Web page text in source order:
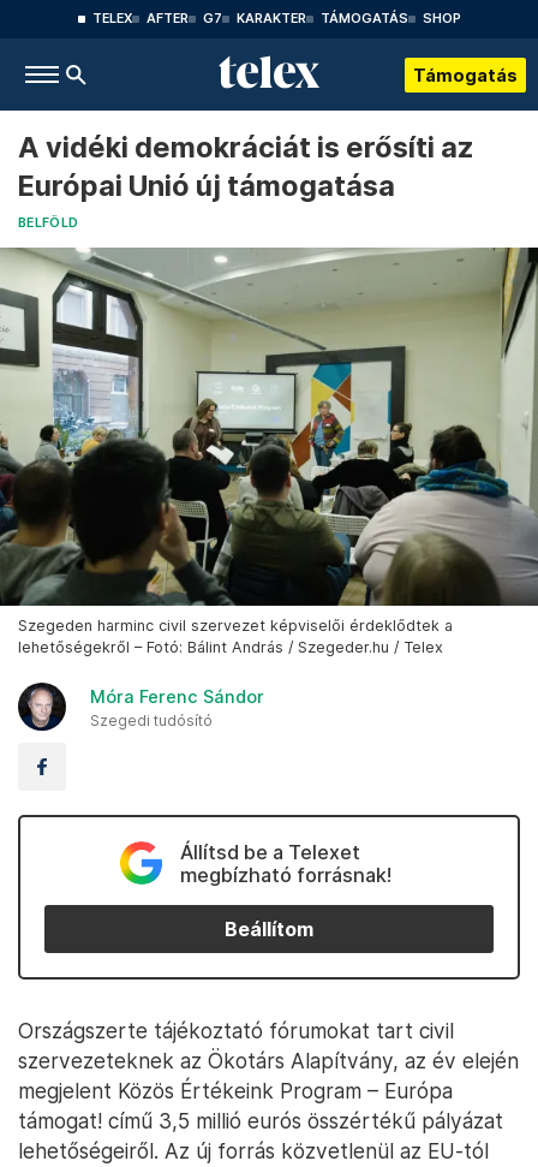
TELEX AFTER G7 KARAKTER TÁMOGATÁS SHOP
Támogatás
A vidéki demokráciát is erősíti az
Európai Unió új támogatása
BELFÖLD
Szegeden harminc civil szervezet képviselői érdeklődtek a
lehetőségekről – Fotó: Bálint András / Szegeder.hu / Telex
Móra Ferenc Sándor
Szegedi tudósító
Állítsd be a Telexet
megbízható forrásnak!
Beállítom
Országszerte tájékoztató fórumokat tart civil
szervezeteknek az Ökotárs Alapítvány, az év elején
megjelent Közös Értékeink Program – Európa
támogat! című 3,5 millió eurós összértékű pályázat
lehetőségeiről. Az új forrás közvetlenül az EU-tól